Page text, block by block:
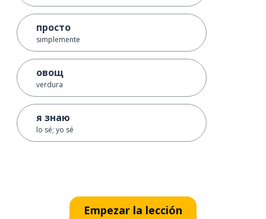
просто
simplemente
овощ
verdura
я знаю
lo sé; yo sé
Empezar la lección